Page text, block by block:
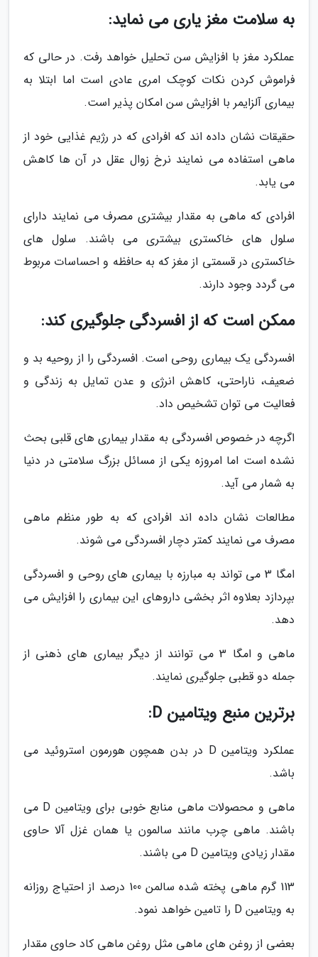
به سلامت مغز یاری می نماید:
عملکرد مغز با افزایش سن تحلیل خواهد رفت. در حالی که
فراموش کردن نکات کوچک امری عادی است اما ابتلا به
بیماری آلزایمر با افزایش سن امکان پذیر است.
حقیقات نشان داده اند که افرادی که در رژیم غذایی خود از
ماهی استفاده می نمایند نرخ زوال عقل در آن ها کاهش
می یابد.
افرادی که ماهی به مقدار بیشتری مصرف می نمایند دارای
سلول های خاکستری بیشتری می باشند. سلول های
خاکستری در قسمتی از مغز که به حافظه و احساسات مربوط
می گردد وجود دارند.
ممکن است که از افسردگی جلوگیری کند:
افسردگی یک بیماری روحی است. افسردگی را از روحیه بد و
ضعیف، ناراحتی، کاهش انرژی و عدن تمایل به زندگی و
فعالیت می توان تشخیص داد.
اگرچه در خصوص افسردگی به مقدار بیماری های قلبی بحث
نشده است اما امروزه یکی از مسائل بزرگ سلامتی در دنیا
به شمار می آید.
مطالعات نشان داده اند افرادی که به طور منظم ماهی
مصرف می نمایند کمتر دچار افسردگی می شوند.
امگا 3 می تواند به مبارزه با بیماری های روحی و افسردگی
بپردازد بعلاوه اثر بخشی داروهای این بیماری را افزایش می
دهد.
ماهی و امگا 3 می توانند از دیگر بیماری های ذهنی از
جمله دو قطبی جلوگیری نمایند.
برترین منبع ویتامین D:
عملکرد ویتامین D در بدن همچون هورمون استروئید می
باشد.
ماهی و محصولات ماهی منابع خوبی برای ویتامین D می
باشند. ماهی چرب مانند سالمون یا همان غزل آلا حاوی
مقدار زیادی ویتامین D می باشند.
113 گرم ماهی پخته شده سالمن 100 درصد از احتیاج روزانه
به ویتامین D را تامین خواهد نمود.
بعضی از روغن های ماهی مثل روغن ماهی کاد حاوی مقدار